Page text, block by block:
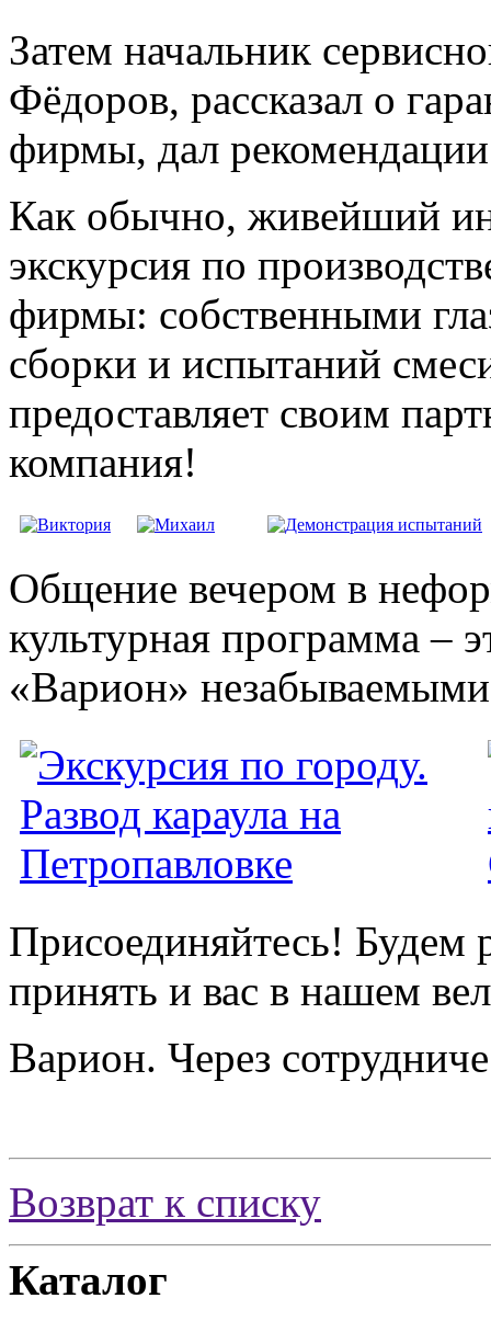
Затем начальник
Фёдоров, рассказал о
фирмы, дал
Как обычно, живейший
экскурсия по
фирмы: собственными
сборки и испытаний
предоставляет своим
компания!
Общение вечером в
культурная программа –
«Варион»
Присоединяйтесь! Будем
принять и вас в нашем
Варион. Через
Возврат к списку
Каталог